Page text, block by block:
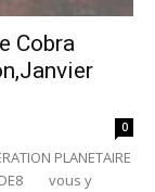
Cobra
0
PLANETAIRE
vous y